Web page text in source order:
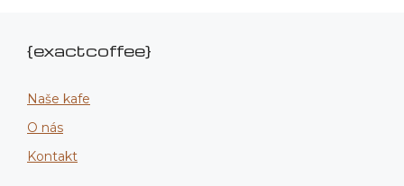
{exactcoffee}
Naše kafe
O nás
Kontakt